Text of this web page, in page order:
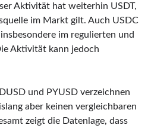
Aktivität hat weiterhin USDT,
im Markt gilt. Auch USDC
im regulierten und
Aktivität kann jedoch
und PYUSD verzeichnen
aber keinen vergleichbaren
zeigt die Datenlage, dass